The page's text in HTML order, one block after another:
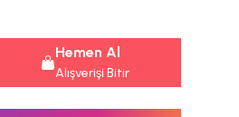
Hemen Al
Alışverişi Bitir